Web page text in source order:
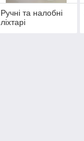
Ручні та налобні
ліхтарі